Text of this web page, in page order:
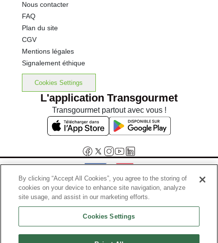
Nous contacter
FAQ
Plan du site
CGV
Mentions légales
Signalement éthique
Cookies Settings
L'application Transgourmet
Transgourmet partout avec vous !
Interdiction de vente de boissons alcooliques aux mineurs de
moins de 18 ans
La preuve de majorité de l'acheteur est exigée au moment de la vente
Code de la santé publique, Aar.l.3342-1 et l.3353-3
By clicking “Accept All Cookies”, you agree to the storing of
cookies on your device to enhance site navigation, analyze
site usage, and assist in our marketing efforts.
Cookies Settings